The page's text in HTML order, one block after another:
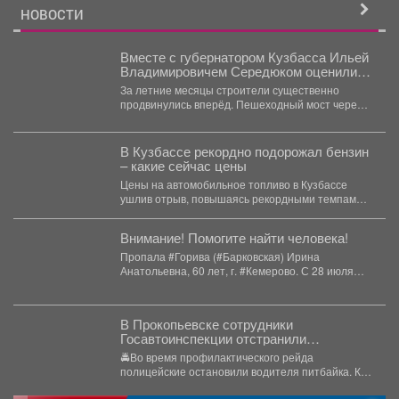
НОВОСТИ
Вместе с губернатором Кузбасса Ильей
Владимировичем Середюком оценили
ход строительства наших новых
знаковых обьектов в центре города
Кемерово
За летние месяцы строители существенно
продвинулись вперёд. Пешеходный мост через
В Кузбассе рекордно подорожал бензин
– какие сейчас цены
Цены на автомобильное топливо в Кузбассе
ушлив отрыв, повышаясь рекордными темпами.
Внимание! Помогите найти человека!
Пропала #Горива (#Барковская) Ирина
Анатольевна, 60 лет, г. #Кемерово. С 28 июля
В Прокопьевске сотрудники
Госавтоинспекции отстранили
несовершеннолетнего от управления
питбайком
🚔Во время профилактического рейда
полицейские остановили водителя питбайка. Как